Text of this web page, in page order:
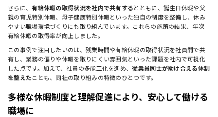
さらに、有給休暇の取得状況を社内で共有するとともに、誕生日休暇や父
親の育児特別休暇、母子健康特別休暇といった独自の制度を整備し、休み
やすい職場環境づくりにも取り組んでいます。これらの施策の結果、年次
有給休暇の取得率が向上しました。
この事例で注目したいのは、残業時間や有給休暇の取得状況を社員間で共
有し、業務の偏りや休暇を取りにくい雰囲気といった課題を社内で可視化
した点です。加えて、社員の多能工化を進め、従業員同士が助け合える体制
を整えたことも、同社の取り組みの特徴のひとつです。
多様な休暇制度と理解促進により、安心して働ける
職場に